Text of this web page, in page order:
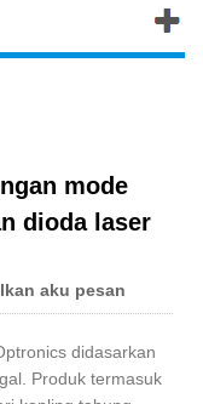
mode
dioda laser
aku pesan
didasarkan
Produk termasuk